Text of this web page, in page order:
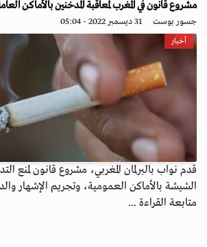
مشروع قانون في المغرب لمعاقبة المدخنين بالأماكن
جسور بوست 31 ديسمبر 2022 - 05:04
أخبار
قدم نواب بالبرلمان المغربي، مشروع قانون لمنع
الشيشة بالأماكن العمومية، وتجريم الإشهار
متابعة القراءة ...